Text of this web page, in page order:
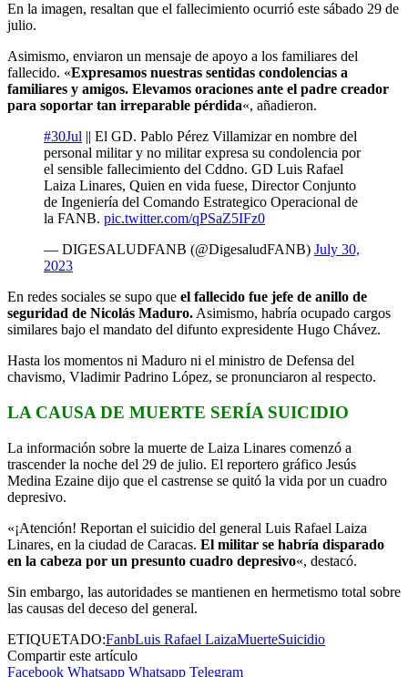
En la imagen, resaltan que el fallecimiento ocurrió este sábado 29 de
julio.
Asimismo, enviaron un mensaje de apoyo a los familiares del
fallecido. «Expresamos nuestras sentidas condolencias a
familiares y amigos. Elevamos oraciones ante el padre creador
para soportar tan irreparable pérdida«, añadieron.
#30Jul || El GD. Pablo Pérez Villamizar en nombre del
personal militar y no militar expresa su condolencia por
el sensible fallecimiento del Cddno. GD Luis Rafael
Laiza Linares, Quien en vida fuese, Director Conjunto
de Ingeniería del Comando Estrategico Operacional de
la FANB. pic.twitter.com/qPSaZ5IFz0
— DIGESALUDFANB (@DigesaludFANB) July 30,
2023
En redes sociales se supo que el fallecido fue jefe de anillo de
seguridad de Nicolás Maduro. Asimismo, habría ocupado cargos
similares bajo el mandato del difunto expresidente Hugo Chávez.
Hasta los momentos ni Maduro ni el ministro de Defensa del
chavismo, Vladimir Padrino López, se pronunciaron al respecto.
LA CAUSA DE MUERTE SERÍA SUICIDIO
La información sobre la muerte de Laiza Linares comenzó a
trascender la noche del 29 de julio. El reportero gráfico Jesús
Medina Ezaine dijo que el castrense se quitó la vida por un cuadro
depresivo.
«¡Atención! Reportan el suicidio del general Luis Rafael Laiza
Linares, en la ciudad de Caracas. El militar se habría disparado
en la cabeza por un presunto cuadro depresivo«, destacó.
Sin embargo, las autoridades se mantienen en hermetismo total sobre
las causas del deceso del general.
ETIQUETADO:FanbLuis Rafael LaizaMuerteSuicidio
Compartir este artículo
Facebook Whatsapp Whatsapp Telegram